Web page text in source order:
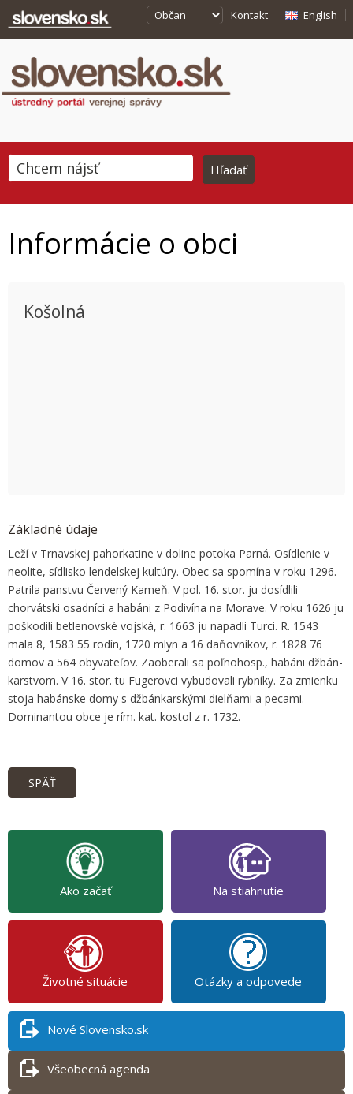
Kontakt English
Informácie o obci
Košolná
Základné údaje
Leží v Trnavskej pahorkatine v doline potoka Parná. Osídlenie v
neolite, síd­lisko lendelskej kultúry. Obec sa spomína v roku 1296.
Patrila panstvu Červený Kameň. V pol. 16. stor. ju dosídlili
chorvátski osadníci a habáni z Podivína na Morave. V roku 1626 ju
poškodili betlenovské vojská, r. 1663 ju napadli Turci. R. 1543
mala 8, 1583 55 rodín, 1720 mlyn a 16 daňovníkov, r. 1828 76
domov a 564 obyvateľov. Zaoberali sa poľnohosp., habáni džbán­
kar­stvom. V 16. stor. tu Fugerovci vybudovali rybníky. Za zmienku
stoja habánske domy s džbánkarskými dielňami a pecami.
Dominantou obce je rím. kat. kostol z r. 1732.
SPÄŤ
Ako začať Na stiahnutie
Životné situácie Otázky a odpovede
Nové Slovensko.sk
Všeobecná agenda